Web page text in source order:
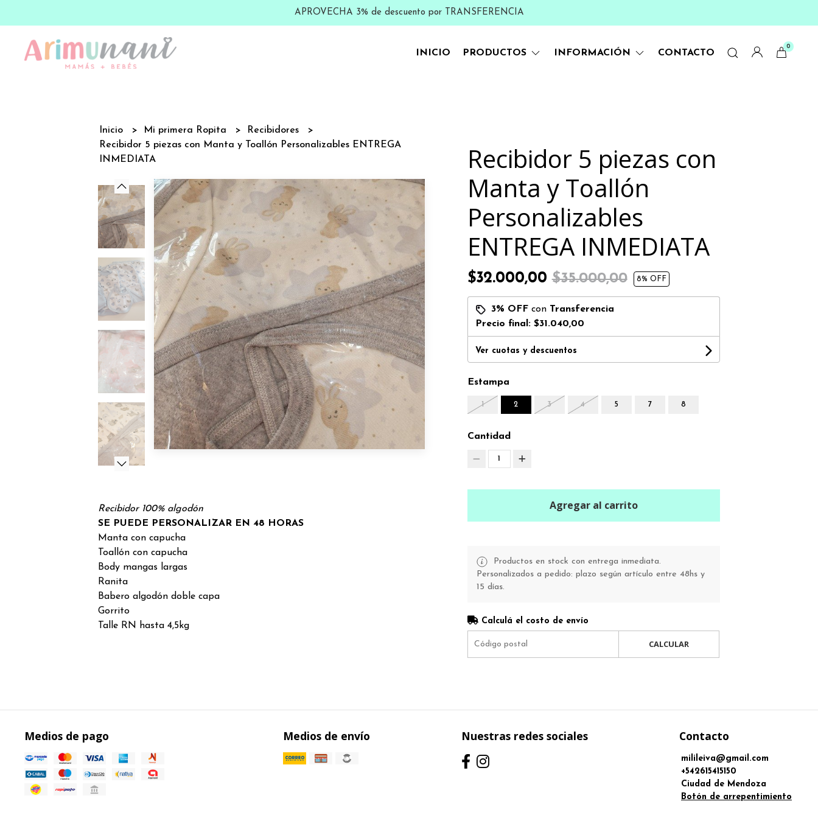
APROVECHA 3% de descuento por TRANSFERENCIA
INICIO PRODUCTOS INFORMACIÓN CONTACTO
0
Inicio Mi primera Ropita
Recibidores
Recibidor 5 piezas con Manta y Toallón Personalizables ENTREGA
INMEDIATA
Recibidor 100% algodón
SE PUEDE PERSONALIZAR EN 48 HORAS
Manta con capucha
Toallón con capucha
Body mangas largas
Ranita
Babero algodón doble capa
Gorrito
Talle RN hasta 4,5kg
Recibidor 5 piezas con
Manta y Toallón
Personalizables
ENTREGA INMEDIATA
$32.000,00$35.000,00 8% OFF
3% OFFcon Transferencia
Precio final: $31.040,00
Ver cuotas y descuentos
Estampa
1 2 3 4 5 7 8
Cantidad
1
Agregar al carrito
Productos en stock con entrega inmediata.
Personalizados a pedido: plazo según artículo entre 48hs y
15 días.
Calculá el costo de envío
CALCULAR
Medios de pago Medios de envío Nuestras redes sociales Contacto
milileiva@gmail.com
+542615415150
Ciudad de Mendoza
Botón de arrepentimiento